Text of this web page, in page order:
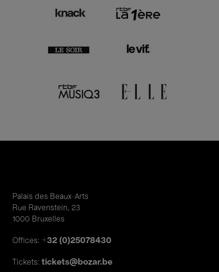
Palais des Beaux-Arts
Rue Ravenstein, 23
1000 Bruxelles
Offices: +32 (0)25078430
Tickets: tickets@bozar.be